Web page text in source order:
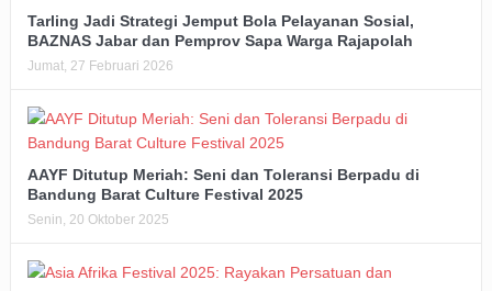
Tarling Jadi Strategi Jemput Bola Pelayanan Sosial,
BAZNAS Jabar dan Pemprov Sapa Warga Rajapolah
Jumat, 27 Februari 2026
AAYF Ditutup Meriah: Seni dan Toleransi Berpadu di
Bandung Barat Culture Festival 2025
Senin, 20 Oktober 2025